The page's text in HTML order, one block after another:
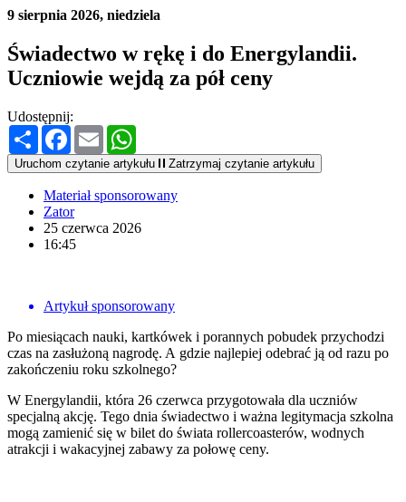
9 sierpnia 2026, niedziela
Świadectwo w rękę i do Energylandii.
Uczniowie wejdą za pół ceny
Udostępnij:
Podziel
się
Facebook
Email
Uruchom czytanie artykułu Zatrzymaj czytanie artykułu
Materiał sponsorowany
Zator
25 czerwca 2026
16:45
Artykuł sponsorowany
Po miesiącach nauki, kartkówek i porannych pobudek przychodzi
czas na zasłużoną nagrodę. A gdzie najlepiej odebrać ją od razu po
zakończeniu roku szkolnego?
W Energylandii, która 26 czerwca przygotowała dla uczniów
specjalną akcję. Tego dnia świadectwo i ważna legitymacja szkolna
mogą zamienić się w bilet do świata rollercoasterów, wodnych
atrakcji i wakacyjnej zabawy za połowę ceny.